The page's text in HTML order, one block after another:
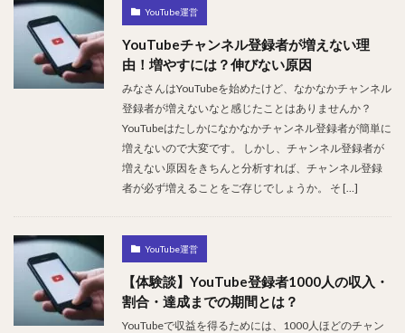
YouTube運営
YouTubeチャンネル登録者が増えない理
由！増やすには？伸びない原因
みなさんはYouTubeを始めたけど、なかなかチャンネル
登録者が増えないなと感じたことはありませんか？
YouTubeはたしかになかなかチャンネル登録者が簡単に
増えないので大変です。 しかし、チャンネル登録者が
増えない原因をきちんと分析すれば、チャンネル登録
者が必ず増えることをご存じでしょうか。 そ […]
YouTube運営
【体験談】YouTube登録者1000人の収入・
割合・達成までの期間とは？
YouTubeで収益を得るためには、1000人ほどのチャン